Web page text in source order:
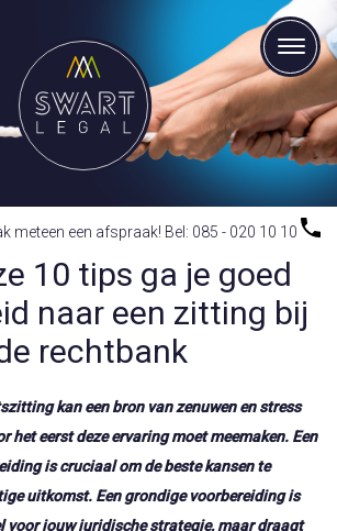
meteen een afspraak! Bel: 085 - 020 10 10
10 tips ga je goed
naar een zitting bij
rechtbank
kan een bron van zenuwen en stress
het eerst deze ervaring moet meemaken. Een
is cruciaal om de beste kansen te
uitkomst. Een grondige voorbereiding is
voor jouw juridische strategie, maar draagt